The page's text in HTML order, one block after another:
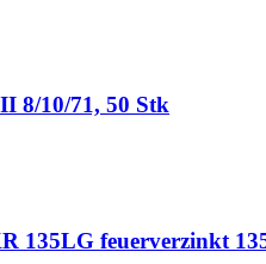
8/10/71, 50 Stk
135LG feuerverzinkt